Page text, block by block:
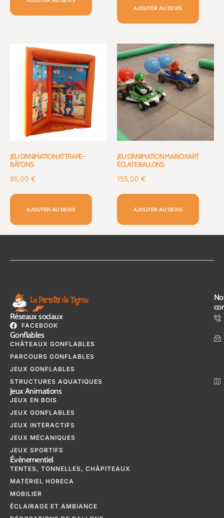
AJOUTER AU DEVIS
JEU D’ANIMATION ATTRAPE-
BÂTONS
85,00 €
AJOUTER AU DEVIS
JEU D’ANIMATION MARIO KART
ÉCLATE BALLONS
155,00 €
AJOUTER AU DEVIS
Réseaux sociaux
FACEBOOK
Gonflables
CHÂTEAUX GONFLABLES
PARCOURS GONFLABLES
JEUX GONFLABLES
STRUCTURES AQUATIQUES
Jeux Animations
JEUX EN BOIS
JEUX GONFLABLES
JEUX INTERACTIFS
JEUX MÉCANIQUES
JEUX SPORTIFS
Événementiel
TENTES, TONNELLES, CHÂPITEAUX
MATÉRIEL HORECA
MOBILIER
ÉCLAIRAGE ET AMBIANCE